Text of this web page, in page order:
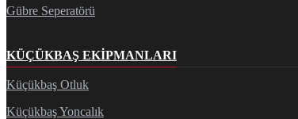
Gübre Seperatörü
KÜÇÜKBAŞ EKIPMANLARI
Küçükbaş Otluk
Küçükbaş Yoncalık